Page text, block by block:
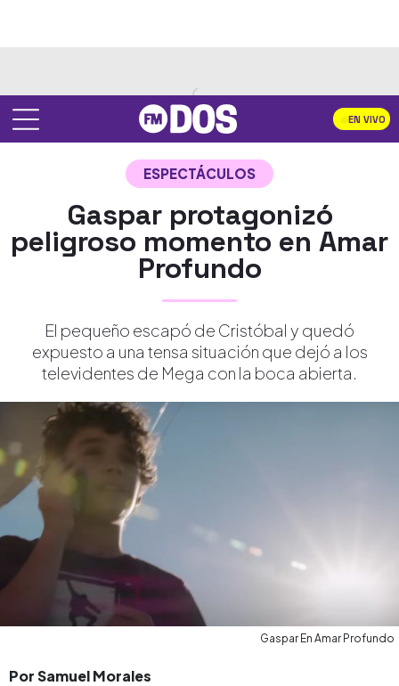
EN VIVO
ESPECTÁCULOS
Gaspar protagonizó
peligroso momento en Amar
Profundo
El pequeño escapó de Cristóbal y quedó
expuesto a una tensa situación que dejó a los
televidentes de Mega con la boca abierta.
Gaspar En Amar Profundo
Por Samuel Morales